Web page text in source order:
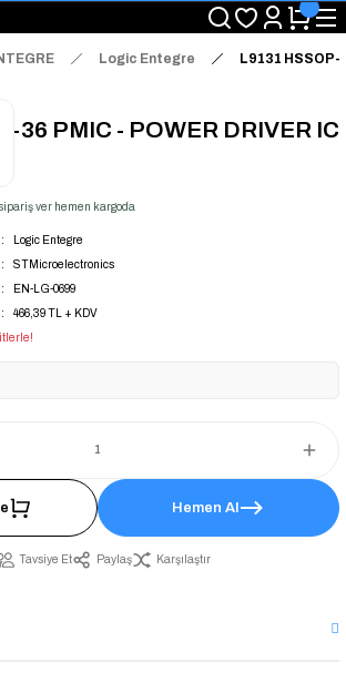
Verilen Siparişlerde Aynı Gün Kargo Avantajı!
Çeşitliliği ile Stoktan Hemen Teslim."
Perakende Satış Avantajını Kaçırmayın!"
Logic Entegre L9131 HSSOP-
36 PMIC - POWER DRIVER IC
ver hemen kargoda
Logic Entegre
STMicroelectronics
EN-LG-0699
466,39 TL + KDV
Hemen Al
Tavsiye Et Paylaş Karşılaştır